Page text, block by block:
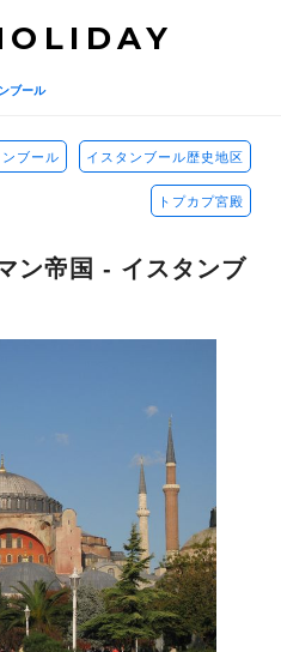
ブール
ブール イスタンブール歴史地区
トプカプ宮殿
ン帝国 - イスタンブ